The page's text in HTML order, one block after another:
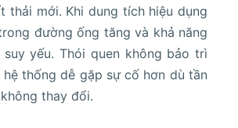
thải mới. Khi dung tích hiệu dụng
đường ống tăng và khả năng
suy yếu. Thói quen không bảo trì
thống dễ gặp sự cố hơn dù tần
thay đổi.